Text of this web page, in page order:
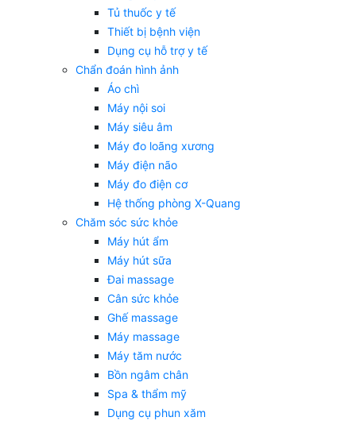
Tủ thuốc y tế
Thiết bị bệnh viện
Dụng cụ hỗ trợ y tế
Chẩn đoán hình ảnh
Áo chì
Máy nội soi
Máy siêu âm
Máy đo loãng xương
Máy điện não
Máy đo điện cơ
Hệ thống phòng X-Quang
Chăm sóc sức khỏe
Máy hút ẩm
Máy hút sữa
Đai massage
Cân sức khỏe
Ghế massage
Máy massage
Máy tăm nước
Bồn ngâm chân
Spa & thẩm mỹ
Dụng cụ phun xăm